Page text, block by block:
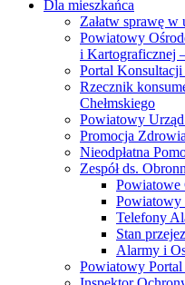
i Kartograficznej –
Portal Konsultacji
Rzecznik
Chełmskiego
Powiatowy Urząd
Promocja
Nieodpłatna
Zespół ds.
Powiatowe
Powiatowy
Telefony
Stan
Alarmy i
Powiatowy Portal
Inspektor
Aplikacja ePowiat
Kalendarz Imprez